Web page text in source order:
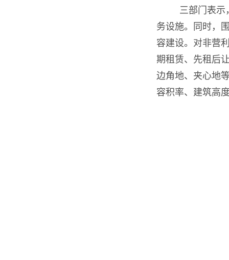
三部门表示
务设施。同时，
容建设。对非营
期租赁、先租后
边角地、夹心地
容积率、建筑高